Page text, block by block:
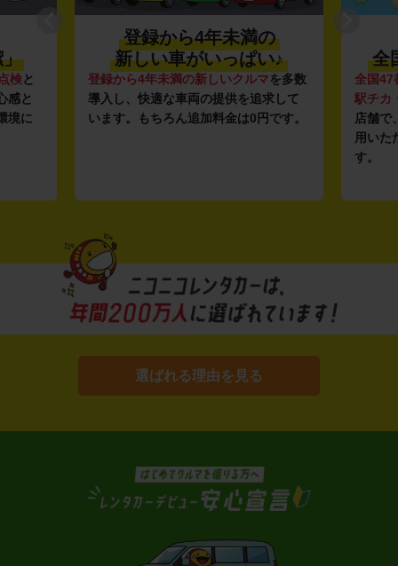
」
検と
感と
境に
登録から4年未満の
新しい車がいっぱい♪
登録から4年未満の新しいクルマを多数
導入し、快適な車両の提供を追求して
います。もちろん追加料金は0円です。
全
全国47
駅チカ
店舗で
用いた
す。
選ばれる理由を見る